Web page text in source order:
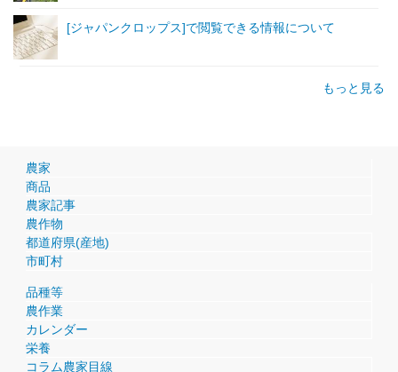
[ジャパンクロップス]で閲覧できる情報について
もっと見る
農家
商品
農家記事
農作物
都道府県(産地)
市町村
品種等
農作業
カレンダー
栄養
コラム農家目線